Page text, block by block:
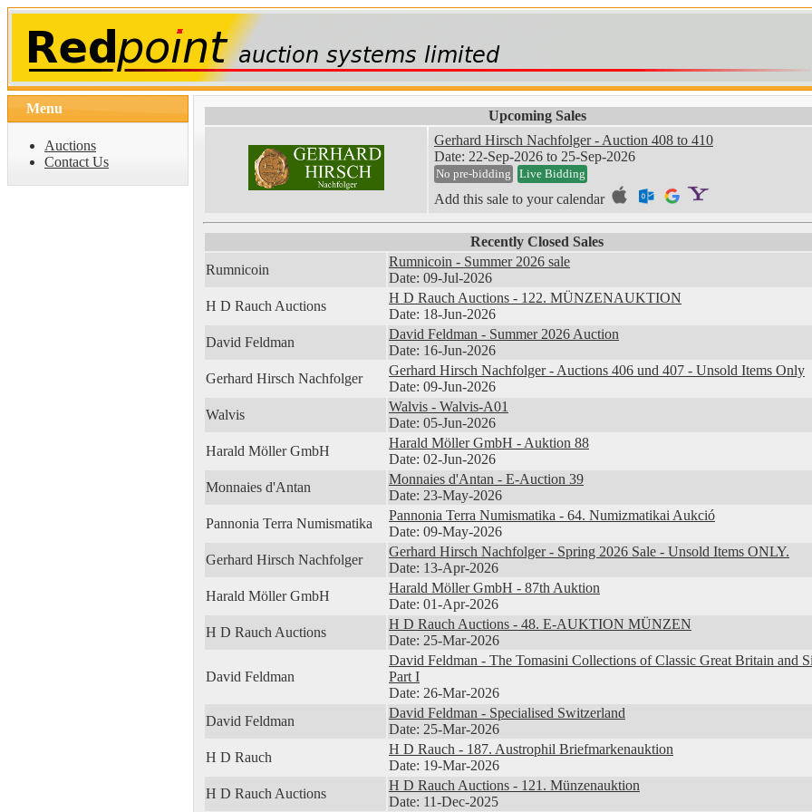
Upcoming Sales
Gerhard Hirsch Nachfolger - Auction 408 to 410
Date: 22-Sep-2026 to 25-Sep-2026
No pre-bidding Live Bidding
Add this sale to your calendar
Recently Closed Sales
Rumnicoin
Rumnicoin - Summer 2026 sale
Date: 09-Jul-2026
H D Rauch Auctions
H D Rauch Auctions - 122. MÜNZENAUKTION
Date: 18-Jun-2026
David Feldman
David Feldman - Summer 2026 Auction
Date: 16-Jun-2026
Gerhard Hirsch Nachfolger
Gerhard Hirsch Nachfolger - Auctions 406 und 407 - Unsold Items Only
Date: 09-Jun-2026
Walvis
Walvis - Walvis-A01
Date: 05-Jun-2026
Harald Möller GmbH
Harald Möller GmbH - Auktion 88
Date: 02-Jun-2026
Monnaies d'Antan
Monnaies d'Antan - E-Auction 39
Date: 23-May-2026
Pannonia Terra Numismatika
Pannonia Terra Numismatika - 64. Numizmatikai Aukció
Date: 09-May-2026
Gerhard Hirsch Nachfolger
Gerhard Hirsch Nachfolger - Spring 2026 Sale - Unsold Items ONLY.
Date: 13-Apr-2026
Harald Möller GmbH
Harald Möller GmbH - 87th Auktion
Date: 01-Apr-2026
H D Rauch Auctions
H D Rauch Auctions - 48. E-AUKTION MÜNZEN
Date: 25-Mar-2026
David Feldman
David Feldman - The Tomasini Collections of Classic Great Britain and
Part I
Date: 26-Mar-2026
David Feldman
David Feldman - Specialised Switzerland
Date: 25-Mar-2026
H D Rauch
H D Rauch - 187. Austrophil Briefmarkenauktion
Date: 19-Mar-2026
H D Rauch Auctions
H D Rauch Auctions - 121. Münzenauktion
Date: 11-Dec-2025
Menu
Auctions
Contact Us